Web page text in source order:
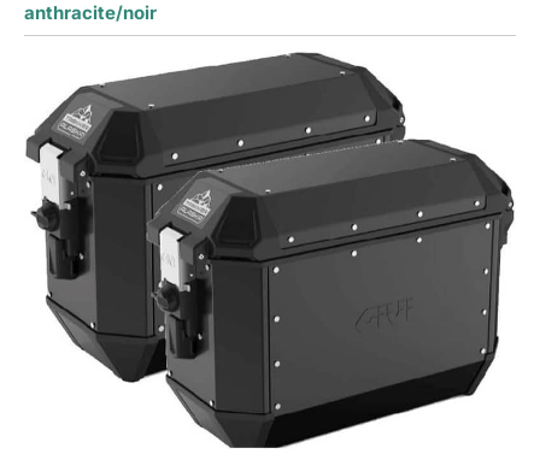
anthracite/noir